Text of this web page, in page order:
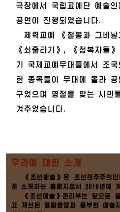
극장에서 국립교예단 예술
공연이 진행되였습니다.
체력교예 《철봉과 그네
《쇠줄타기》, 《정복자들
기 국제교예무대들에서 조
한 종목들이 무대에 올라
구었으며 명절을 맞는 시민
겨주었습니다.
우리에 대한 소개
《조선예술》은 조선민주주의인
게 소개하는 홈페지로서 2019년에
《조선예술》관리부는 앞으로
고 개선된 열람환경과 풍부한 예술